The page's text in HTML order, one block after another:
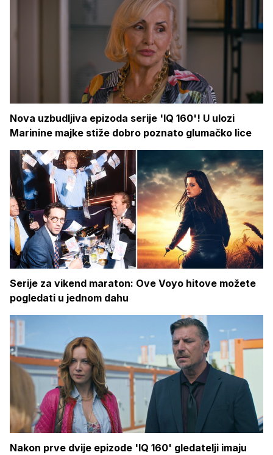
Nova uzbudljiva epizoda serije 'IQ 160'! U ulozi
Marinine majke stiže dobro poznato glumačko lice
Serije za vikend maraton: Ove Voyo hitove možete
pogledati u jednom dahu
Nakon prve dvije epizode 'IQ 160' gledatelji imaju